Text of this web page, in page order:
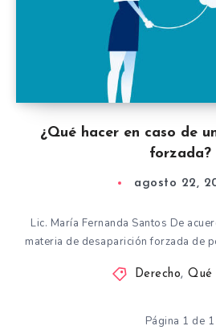
¿Qué hacer en caso de
forzada?
agosto 22,
Lic. María Fernanda Santos De
materia de desaparición forzada de
Derecho,Qué
Página 1 de 1